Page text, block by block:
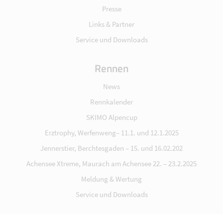
Presse
Links & Partner
Service und Downloads
Rennen
News
Rennkalender
SKIMO Alpencup
Erztrophy, Werfenweng– 11.1. und 12.1.2025
Jennerstier, Berchtesgaden – 15. und 16.02.202
Achensee Xtreme, Maurach am Achensee 22. – 23.2.2025
Meldung & Wertung
Service und Downloads